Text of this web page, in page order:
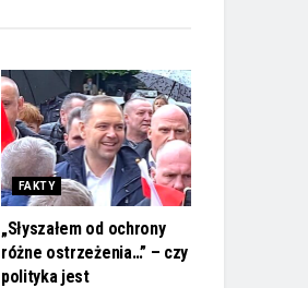
FAKTY
„Słyszałem od ochrony
różne ostrzeżenia…” – czy
polityka jest